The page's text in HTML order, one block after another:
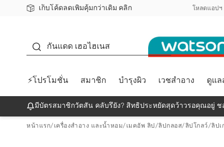
เก็บโค้ดลดเพิ่มคุ้มกว่าเดิม คลิก
ชอปออนไลน์ครั้งแรก ลดเพิ่มจุก ๆ 10%! 🎉
📦ส่งฟรี! เมื่อชอป 499฿
สมาชิกวัตสัน คลับดียังไง? โหลดแอปฯ
กันแดด เฮอไฮเนส
⚡โปรโมชั่น สมาชิก บำรุงผิว เวชสำอาง ดูแ
มีบัตรสมาชิกวัตสัน คลับรึยัง? สิทธิประหยัดสุดว้าวรอคุณอยู่ ช
หน้าแรก/ เครื่องสำอาง และน้ำหอม/ เมคอัพ ลิป /ลิปกลอส/ลิปโกลว์/ลิปเ